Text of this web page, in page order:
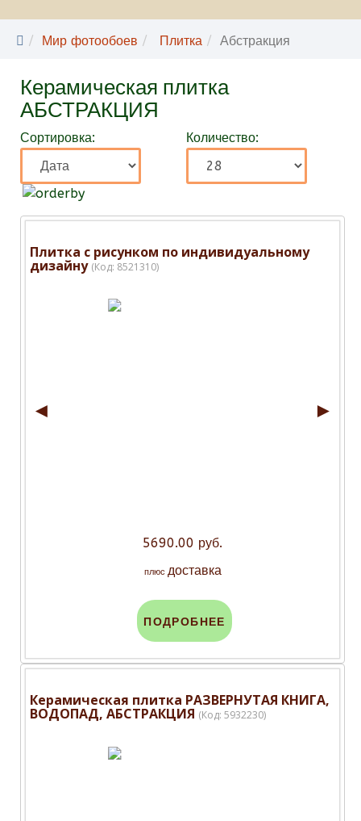
Мир фотообоев Плитка Абстракция
Керамическая плитка
АБСТРАКЦИЯ
Сортировка: Количество:
Плитка с рисунком по индивидуальному
дизайну (Код: 8521310)
◄ ►
5690.00 руб.
плюс доставка
ПОДРОБНЕЕ
Керамическая плитка РАЗВЕРНУТАЯ КНИГА,
ВОДОПАД, АБСТРАКЦИЯ (Код: 5932230)